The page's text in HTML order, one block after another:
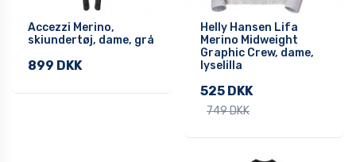
Accezzi Merino,
skiundertøj, dame, grå
899 DKK
Helly Hansen Lifa
Merino Midweight
Graphic Crew, dame,
lyselilla
525 DKK
749 DKK